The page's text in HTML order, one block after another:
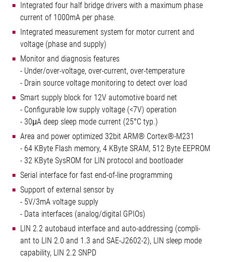
Integrated four half bridge drivers with a maximum phase
current of 1000mA per phase.
Integrated measurement system for motor current and
voltage (phase and supply)
Monitor and diagnosis features
- Under/over-voltage, over-current, over-temperature
- Drain source voltage monitoring to detect over load
Smart supply block for 12V automotive board net
- Configurable low supply voltage (<7V) operation
- 30μA deep sleep mode current (25°C typ.)
Area and power optimized 32bit ARM® Cortex®-M231
- 64 KByte Flash memory, 4 KByte SRAM, 512 Byte EEPROM
- 32 KByte SysROM for LIN protocol and bootloader
Serial interface for fast end-of-line programming
Support of external sensor by
- 5V/3mA voltage supply
- Data interfaces (analog/digital GPIOs)
LIN 2.2 autobaud interface and auto-addressing (compli-
ant to LIN 2.0 and 1.3 and SAE-J2602-2), LIN sleep mode
capability, LIN 2.2 SNPD